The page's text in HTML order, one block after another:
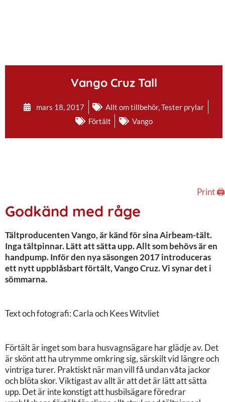
Vango Cruz Tall
mars 18, 2017 Allt om tillbehör,Tester prylar
Förtält
Vango
Print 🖨
Godkänd med råge
Tältproducenten Vango, är känd för sina Airbeam-tält.
Inga tältpinnar. Lätt att sätta upp. Allt som behövs är en
handpump. Inför den nya säsongen 2017 introduceras
ett nytt uppblåsbart förtält, Vango Cruz. Vi synar det i
sömmarna.
Text och fotografi: Carla och Kees Witvliet
Förtält är inget som bara husvagnsägare har glädje av. Det
är skönt att ha utrymme omkring sig, särskilt vid längre och
vintriga turer. Praktiskt när man vill få undan våta jackor
och blöta skor. Viktigast av allt är att det är lätt att sätta
upp. Det är inte konstigt att husbilsägare föredrar